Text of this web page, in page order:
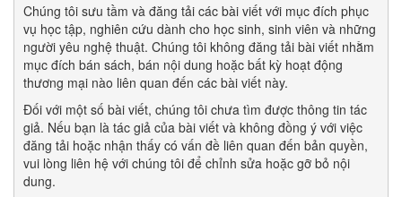
Chúng tôi sưu tầm và đăng tải các bài viết với mục đích phục
vụ học tập, nghiên cứu dành cho học sinh, sinh viên và những
người yêu nghệ thuật. Chúng tôi không đăng tải bài viết nhằm
mục đích bán sách, bán nội dung hoặc bất kỳ hoạt động
thương mại nào liên quan đến các bài viết này.
Đối với một số bài viết, chúng tôi chưa tìm được thông tin tác
giả. Nếu bạn là tác giả của bài viết và không đồng ý với việc
đăng tải hoặc nhận thấy có vấn đề liên quan đến bản quyền,
vui lòng liên hệ với chúng tôi để chỉnh sửa hoặc gỡ bỏ nội
dung.